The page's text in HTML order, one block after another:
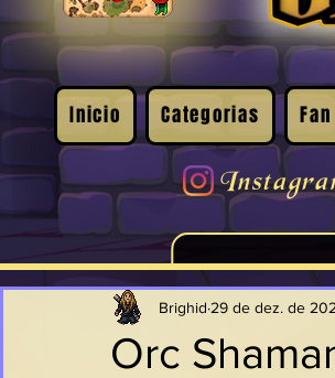
Inicio Categorias
Orc
Brighid 29 de dez. de